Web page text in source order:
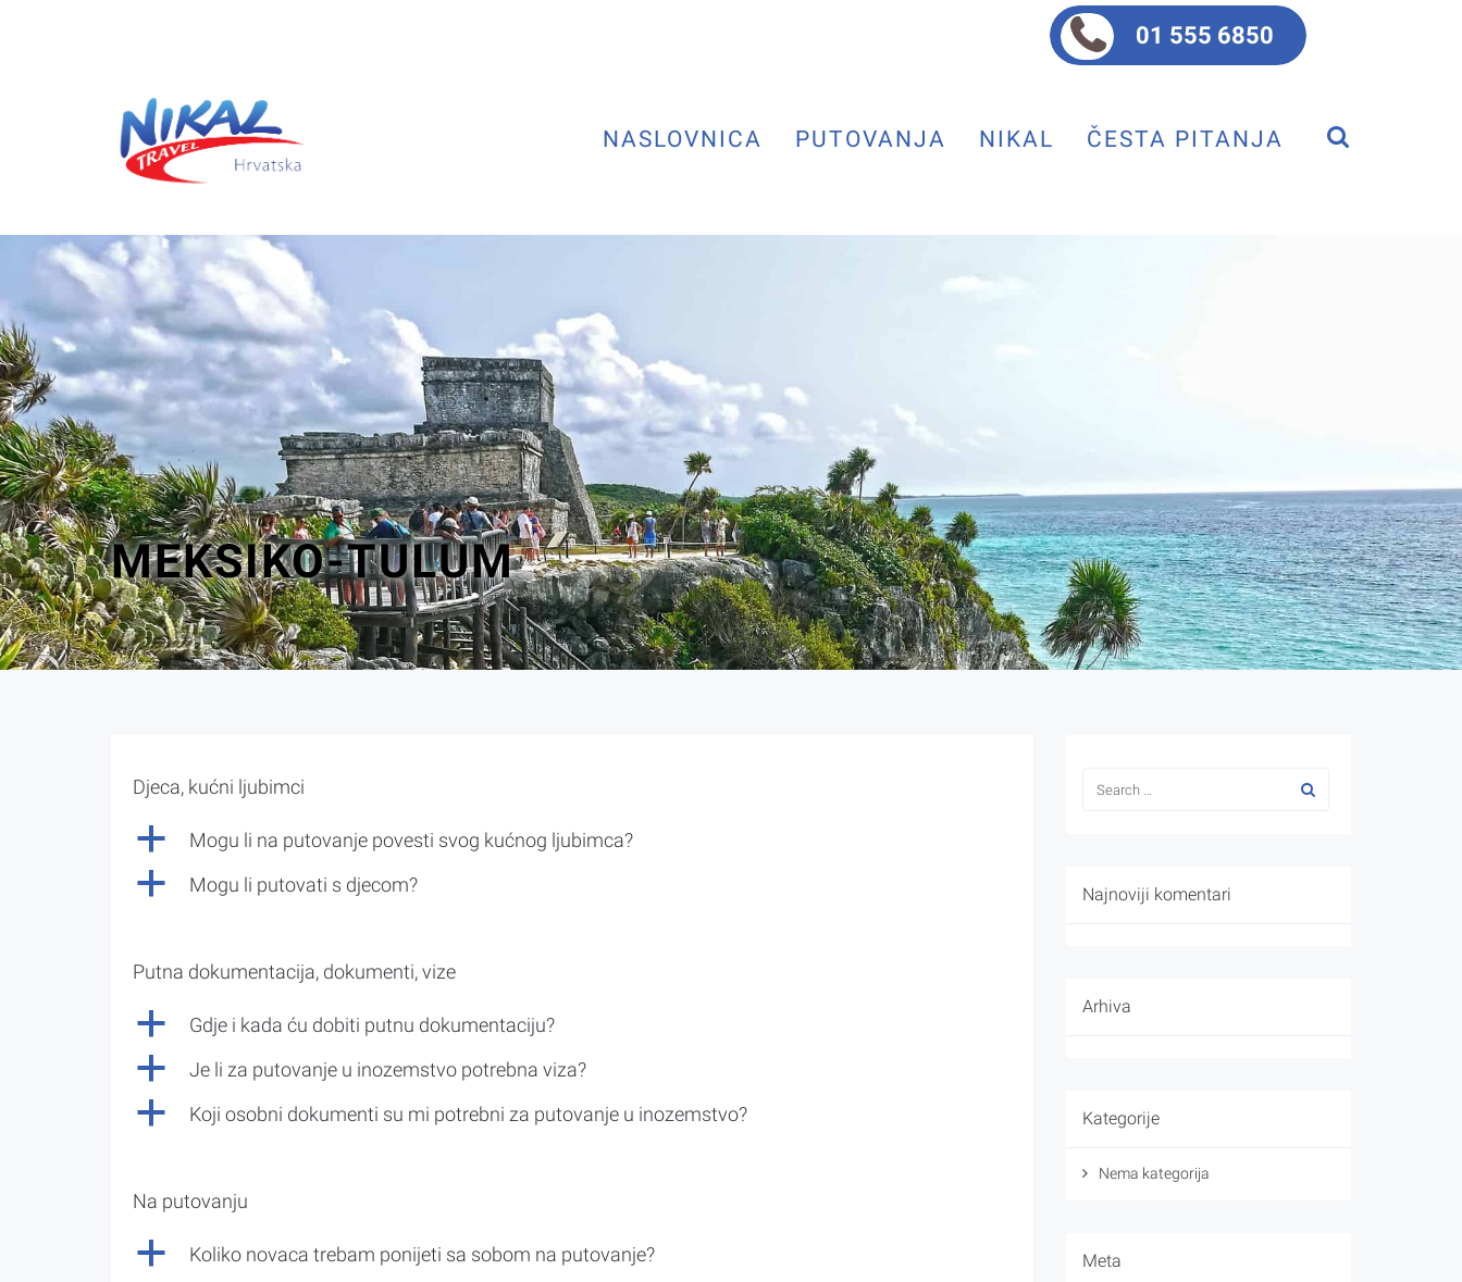
01 555 6850
NASLOVNICA PUTOVANJA NIKAL ČESTA PITANJA
MEKSIKO-TULUM
Djeca, kućni ljubimci
a Mogu li na putovanje povesti svog kućnog ljubimca?
a Mogu li putovati s djecom?
Putna dokumentacija, dokumenti, vize
a Gdje i kada ću dobiti putnu dokumentaciju?
a Je li za putovanje u inozemstvo potrebna viza?
a Koji osobni dokumenti su mi potrebni za putovanje u inozemstvo?
Na putovanju
a Koliko novaca trebam ponijeti sa sobom na putovanje?
Najnoviji komentari
Arhiva
Kategorije
Nema kategorija
Meta